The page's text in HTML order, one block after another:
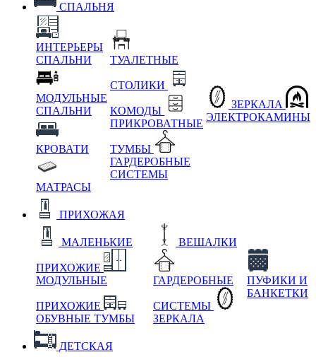
СПАЛЬНЯ
ИНТЕРЬЕРЫ
СПАЛЬНИ
МОДУЛЬНЫЕ
СПАЛЬНИ
КРОВАТИ
МАТРАСЫ
ТУАЛЕТНЫЕ
СТОЛИКИ
КОМОДЫ
ПРИКРОВАТНЫЕ
ТУМБЫ
ГАРДЕРОБНЫЕ
СИСТЕМЫ
ЗЕРКАЛА
ЭЛЕКТРОКАМИНЫ
ПРИХОЖАЯ
МАЛЕНЬКИЕ
ПРИХОЖИЕ
МОДУЛЬНЫЕ
ПРИХОЖИЕ
ОБУВНЫЕ ТУМБЫ
ВЕШАЛКИ
ГАРДЕРОБНЫЕ
СИСТЕМЫ
ЗЕРКАЛА
ПУФИКИ И
БАНКЕТКИ
ДЕТСКАЯ